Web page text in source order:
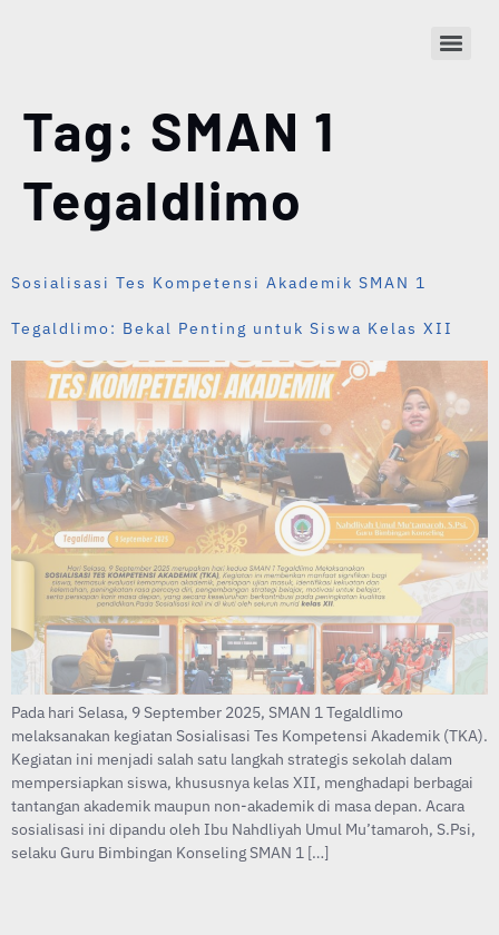
Tag: SMAN 1
Tegaldlimo
Sosialisasi Tes Kompetensi Akademik SMAN 1
Tegaldlimo: Bekal Penting untuk Siswa Kelas XII
Pada hari Selasa, 9 September 2025, SMAN 1 Tegaldlimo
melaksanakan kegiatan Sosialisasi Tes Kompetensi Akademik (TKA).
Kegiatan ini menjadi salah satu langkah strategis sekolah dalam
mempersiapkan siswa, khususnya kelas XII, menghadapi berbagai
tantangan akademik maupun non-akademik di masa depan. Acara
sosialisasi ini dipandu oleh Ibu Nahdliyah Umul Mu’tamaroh, S.Psi,
selaku Guru Bimbingan Konseling SMAN 1 […]